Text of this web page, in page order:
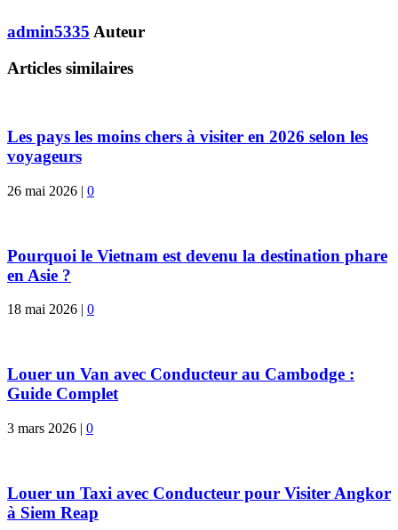
admin5335 Auteur
Articles similaires
Les pays les moins chers à visiter en 2026 selon les
voyageurs
26 mai 2026 | 0
Pourquoi le Vietnam est devenu la destination phare
en Asie ?
18 mai 2026 0
Louer un Van avec Conducteur au Cambodge :
Guide Complet
3 mars 2026 | 0
Louer un Taxi avec Conducteur pour Visiter Angkor
à Siem Reap